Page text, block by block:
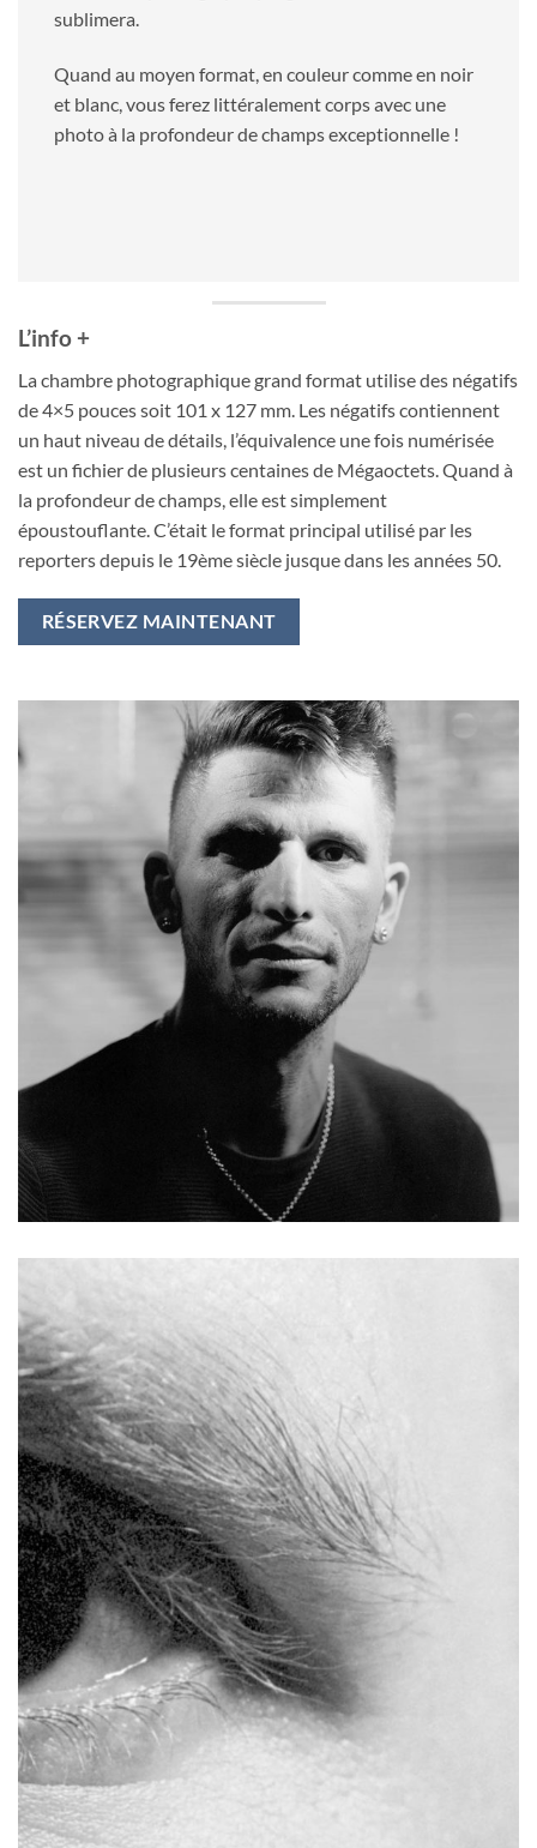
sublimera.
Quand au moyen format, en couleur comme en noir
et blanc, vous ferez littéralement corps avec une
photo à la profondeur de champs exceptionnelle !
L’info +
La chambre photographique grand format utilise des négatifs
de 4×5 pouces soit 101 x 127 mm. Les négatifs contiennent
un haut niveau de détails, l’équivalence une fois numérisée
est un fichier de plusieurs centaines de Mégaoctets. Quand à
la profondeur de champs, elle est simplement
époustouflante. C’était le format principal utilisé par les
reporters depuis le 19ème siècle jusque dans les années 50.
RÉSERVEZ MAINTENANT